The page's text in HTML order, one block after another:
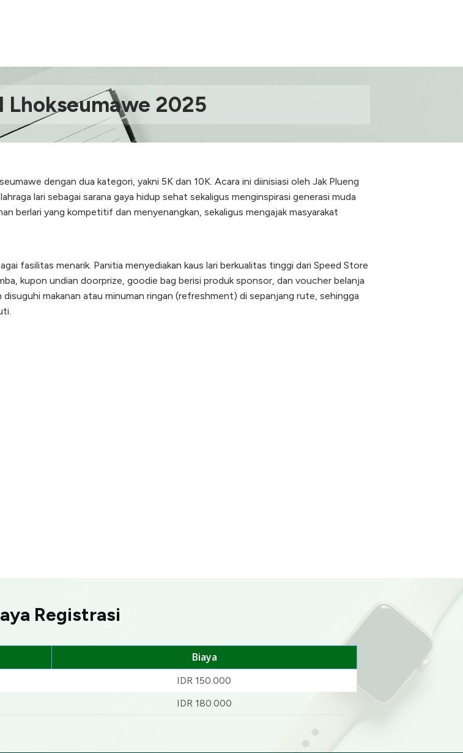
Lhokseumawe 2025
dengan dua kategori, yakni 5K dan 10K. Acara ini diinisiasi oleh Jak Plueng
lari sebagai sarana gaya hidup sehat sekaligus menginspirasi generasi muda
berlari yang kompetitif dan menyenangkan, sekaligus mengajak masyarakat
fasilitas menarik. Panitia menyediakan kaus lari berkualitas tinggi dari Speed Store
kupon undian doorprize, goodie bag berisi produk sponsor, dan voucher belanja
makanan atau minuman ringan (refreshment) di sepanjang rute, sehingga
Registrasi
Biaya
IDR 150.000
IDR 180.000